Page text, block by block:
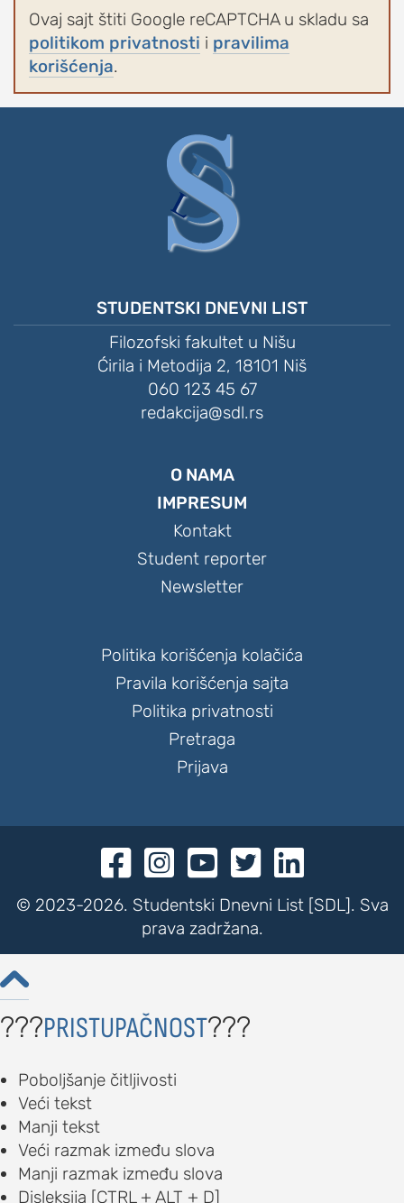
Ovaj sajt štiti Google reCAPTCHA u skladu sa
politikom privatnosti i pravilima
korišćenja.
STUDENTSKI DNEVNI LIST
Filozofski fakultet u Nišu
Ćirila i Metodija 2, 18101 Niš
060 123 45 67
redakcija@sdl.rs
O NAMA
IMPRESUM
Kontakt
Student reporter
Newsletter
Politika korišćenja kolačića
Pravila korišćenja sajta
Politika privatnosti
Pretraga
Prijava
    
© 2023-2026. Studentski Dnevni List [SDL]. Sva
prava zadržana.

???PRISTUPAČNOST???
Poboljšanje čitljivosti
Veći tekst
Manji tekst
Veći razmak između slova
Manji razmak između slova
Disleksija [CTRL + ALT + D]